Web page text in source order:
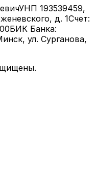
УНП 193539459,
д. 1Счет:
БИК Банка:
ул. Сурганова,